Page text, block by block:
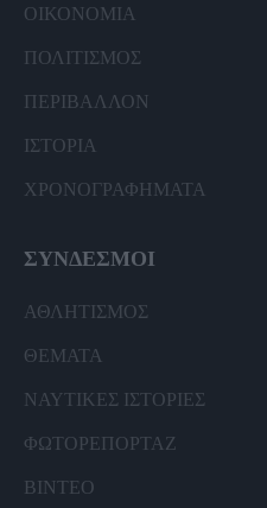
ΟΙΚΟΝΟΜΙΑ
ΠΟΛΙΤΙΣΜΟΣ
ΠΕΡΙΒΑΛΛΟΝ
ΙΣΤΟΡΙΑ
ΧΡΟΝΟΓΡΑΦΗΜΑΤΑ
ΣΥΝΔΕΣΜΟΙ
ΑΘΛΗΤΙΣΜΟΣ
ΘΕΜΑΤΑ
ΝΑΥΤΙΚΕΣ ΙΣΤΟΡΙΕΣ
ΦΩΤΟΡΕΠΟΡΤΑΖ
ΒΙΝΤΕΟ